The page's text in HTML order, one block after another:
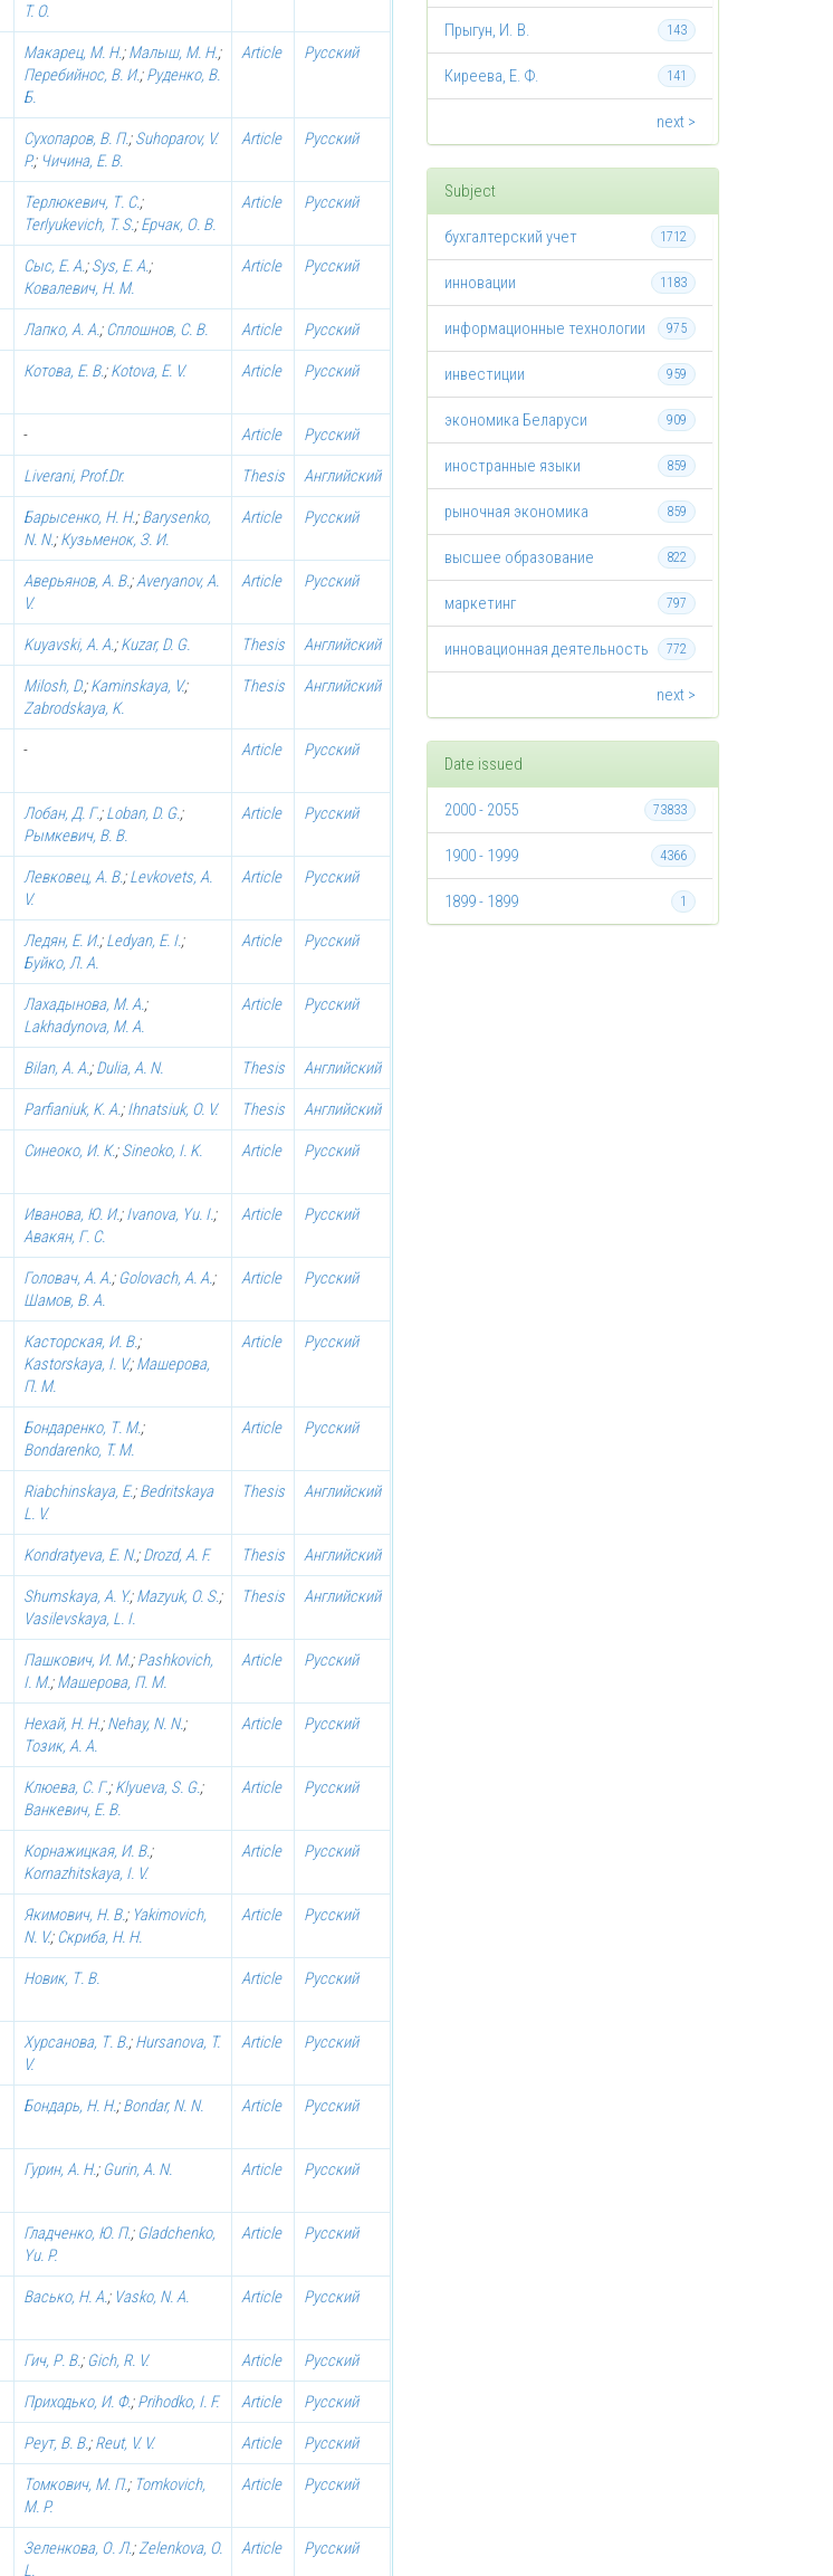
T. O.
Макарец, М. Н.;Малыш, М. Н.;
Перебийнос, В. И.;Руденко, В.
Б.
Article Русский
Сухопаров, В. П.;Suhoparov, V.
P.; Чичина, Е. В.
Article Русский
Терлюкевич, Т. С.;
Terlyukevich, T. S.;Ерчак, О. В.
Article Русский
Сыс, Е. А.;Sys, E. A.;
Ковалевич, Н. М.
Article Русский
Лапко, А. А.;Сплошнов, С. В. Article Русский
Котова, Е. В.;Kotova, E. V. Article Русский
- Article Русский
Liverani, Prof.Dr. Thesis Английский
Барысенко, Н. Н.;Barysenko,
N. N.;Кузьменок, З. И.
Article Русский
Аверьянов, А. В.;Averyanov, A.
V.
Article Русский
Kuyavski, A. A.;Kuzar, D. G. Thesis Английский
Milosh, D.;Kaminskaya, V.;
Zabrodskaya, K.
Thesis Английский
- Article Русский
Лобан, Д. Г.;Loban, D. G.;
Рымкевич, В. В.
Article Русский
Левковец, А. В.;Levkovets, A.
V.
Article Русский
Ледян, Е. И.;Ledyan, E. I.;
Буйко, Л. А.
Article Русский
Лахадынова, М. А.;
Lakhadynova, M. A.
Article Русский
Bilan, A. A.;Dulia, A. N. Thesis Английский
Parfianiuk, K. A.;Ihnatsiuk, O. V. Thesis Английский
Синеоко, И. К.;Sineoko, I. K. Article Русский
Иванова, Ю. И.;Ivanova, Yu. I.;
Авакян, Г. С.
Article Русский
Головач, А. А.;Golovach, A. A.;
Шамов, В. А.
Article Русский
Касторская, И. В.;
Kastorskaya, I. V.;Машерова,
П. М.
Article Русский
Бондаренко, Т. М.;
Bondarenko, T. M.
Article Русский
Riabchinskaya, E.;Bedritskaya
L. V.
Thesis Английский
Kondratyeva, E. N.;Drozd, A. F. Thesis Английский
Shumskaya, A. Y.;Mazyuk, O. S.;
Vasilevskaya, L. I.
Thesis Английский
Пашкович, И. М.;Pashkovich,
I. M.;Машерова, П. М.
Article Русский
Нехай, Н. Н.;Nehay, N. N.;
Тозик, А. А.
Article Русский
Клюева, С. Г.;Klyueva, S. G.;
Ванкевич, Е. В.
Article Русский
Корнажицкая, И. В.;
Kornazhitskaya, I. V.
Article Русский
Якимович, Н. В.; Yakimovich,
N. V.;Скриба, Н. Н.
Article Русский
Новик, Т. В. Article Русский
Хурсанова, Т. В.;Hursanova, T.
V.
Article Русский
Бондарь, Н. Н.;Bondar, N. N. Article Русский
Гурин, А. Н.;Gurin, A. N. Article Русский
Гладченко, Ю. П.;Gladchenko,
Yu. P.
Article Русский
Васько, Н. А.; Vasko, N. A. Article Русский
Гич, Р. В.;Gich, R. V. Article Русский
Приходько, И. Ф.;Prihodko, I. F. Article Русский
Реут, В. В.;Reut, V. V. Article Русский
Томкович, М. П.; Tomkovich,
M. P.
Article Русский
Зеленкова, О. Л.;Zelenkova, O.
L.
Article Русский
143
Прыгун, И. В.
141
Киреева, Е. Ф.
next >
Subject
1712
бухгалтерский учет
1183
инновации
975
информационные технологии
959
инвестиции
909
экономика Беларуси
859
иностранные языки
859
рыночная экономика
822
высшее образование
797
маркетинг
772
инновационная деятельность
next >
Date issued
73833
2000 - 2055
4366
1900 - 1999
1
1899 - 1899